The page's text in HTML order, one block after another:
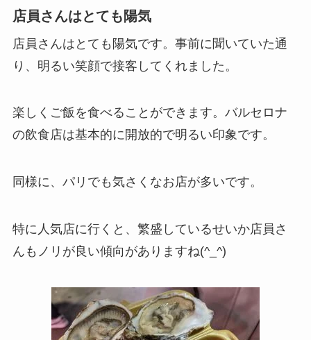
店員さんはとても陽気
店員さんはとても陽気です。事前に聞いていた通
り、明るい笑顔で接客してくれました。
楽しくご飯を食べることができます。バルセロナ
の飲食店は基本的に開放的で明るい印象です。
同様に、パリでも気さくなお店が多いです。
特に人気店に行くと、繁盛しているせいか店員さ
んもノリが良い傾向がありますね(^_^)